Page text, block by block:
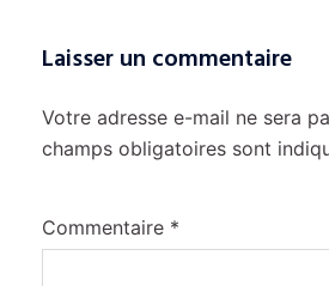
Laisser un commentaire
Votre adresse e-mail ne sera
champs obligatoires sont
Commentaire *